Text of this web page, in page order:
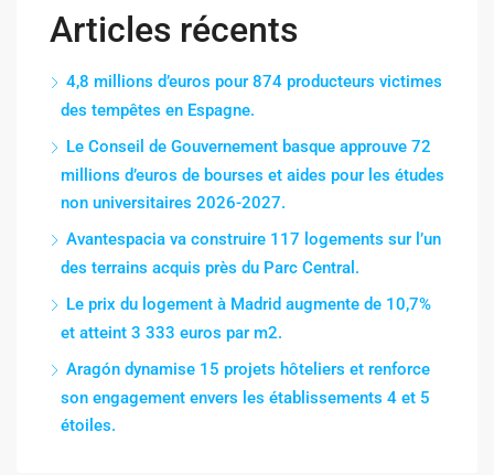
Articles récents
4,8 millions d’euros pour 874 producteurs victimes
des tempêtes en Espagne.
Le Conseil de Gouvernement basque approuve 72
millions d’euros de bourses et aides pour les études
non universitaires 2026-2027.
Avantespacia va construire 117 logements sur l’un
des terrains acquis près du Parc Central.
Le prix du logement à Madrid augmente de 10,7%
et atteint 3 333 euros par m2.
Aragón dynamise 15 projets hôteliers et renforce
son engagement envers les établissements 4 et 5
étoiles.